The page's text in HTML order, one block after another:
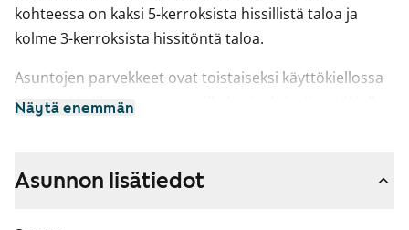
kohteessa on kaksi 5-kerroksista hissillistä taloa ja
kolme 3-kerroksista hissitöntä taloa.
Asuntojen parvekkeet ovat toistaiseksi käyttökiellossa
ja parvekkeille on suunnitteilla korjauksia. Käyttökiellon
Näytä enemmän
Asunnon lisätiedot